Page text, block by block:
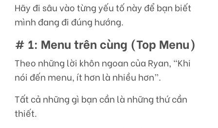
Hãy đi sâu vào từng yếu tố này để bạn biết
mình đang đi đúng hướng.
# 1: Menu trên cùng (Top Menu)
Theo những lời khôn ngoan của Ryan, “Khi
nói đến menu, ít hơn là nhiều hơn”.
Tất cả những gì bạn cần là những thứ cần
thiết.